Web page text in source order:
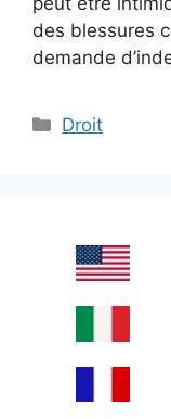
des blessures
demande
Categories
Droit